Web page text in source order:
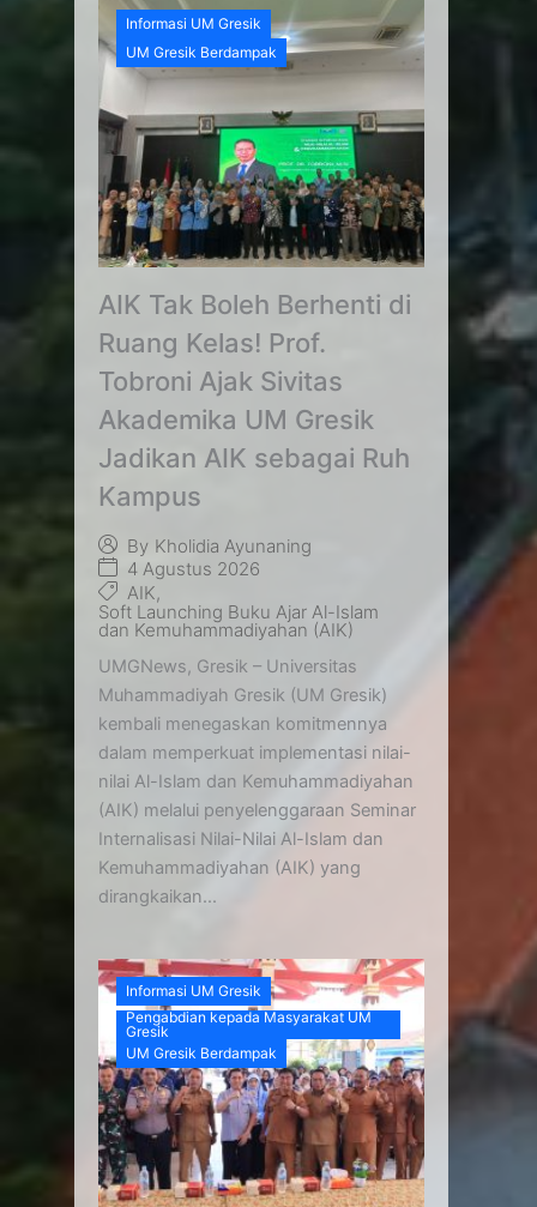
Informasi UM Gresik
UM Gresik Berdampak
AIK Tak Boleh Berhenti di
Ruang Kelas! Prof.
Tobroni Ajak Sivitas
Akademika UM Gresik
Jadikan AIK sebagai Ruh
Kampus
By Kholidia Ayunaning
4 Agustus 2026
AIK,
Soft Launching Buku Ajar Al-Islam
dan Kemuhammadiyahan (AIK)
UMGNews, Gresik – Universitas
Muhammadiyah Gresik (UM Gresik)
kembali menegaskan komitmennya
dalam memperkuat implementasi nilai-
nilai Al-Islam dan Kemuhammadiyahan
(AIK) melalui penyelenggaraan Seminar
Internalisasi Nilai-Nilai Al-Islam dan
Kemuhammadiyahan (AIK) yang
dirangkaikan...
Informasi UM Gresik
Pengabdian kepada Masyarakat UM
Gresik
UM Gresik Berdampak